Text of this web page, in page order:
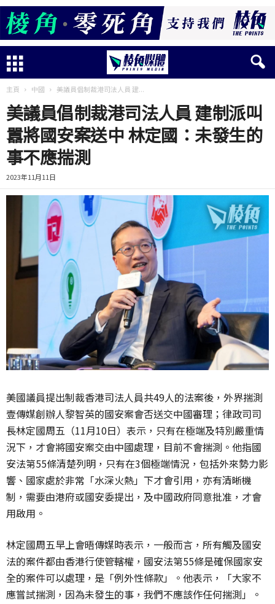
主頁 中國 美議員倡制裁港司法人員 建...
美議員倡制裁港司法人員 建制派叫
囂將國安案送中 林定國：未發生的
事不應揣測
2023年11月11日
美國議員提出制裁香港司法人員共49人的法案後，外界揣測
壹傳媒創辦人黎智英的國安案會否送交中國審理；律政司司
長林定國周五（11月10日）表示，只有在極端及特別嚴重情
況下，才會將國安案交由中國處理，目前不會揣測。他指國
安法第55條清楚列明，只有在3個極端情況，包括外來勢力影
響、國家處於非常「水深火熱」下才會引用，亦有清晰機
制，需要由港府或國安委提出，及中國政府同意批准，才會
用啟用。
林定國周五早上會晤傳媒時表示，一般而言，所有觸及國安
法的案件都由香港行使管轄權，國安法第55條是確保國家安
全的案件可以處理，是「例外性條款」。他表示，「大家不
應嘗試揣測，因為未發生的事，我們不應該作任何揣測」。